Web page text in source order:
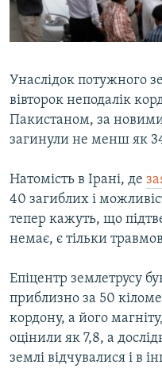
СВІДЧЕННЯ ОКУПАЦІЇ
УКРАЇНСЬКА ПРОБЛЕМА
Qırımtatar
Усі сайти RFE/RL
Унаслідок потужного
вівторок неподалік
Пакистаном, за
загинули не менш як
Натомість в Ірані, де
40 загиблих і
тепер кажуть, що
немає, є тільки
Епіцентр землетрусу
приблизно за 50
кордону, а його
оцінили як 7,8, а
землі відчувалися і в